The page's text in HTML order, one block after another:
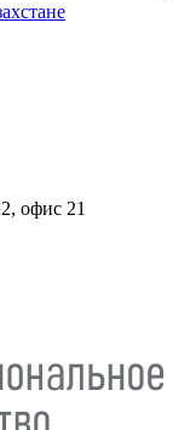
офис 21